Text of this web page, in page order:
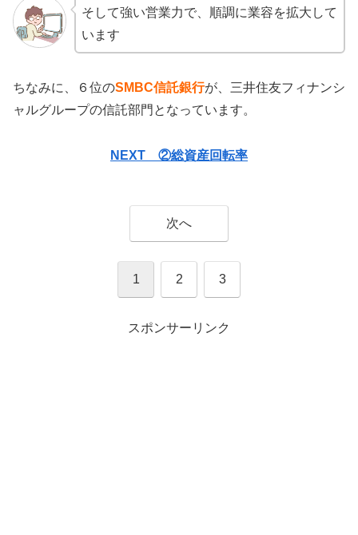
そして強い営業力で、順調に業容を拡大して
います
ちなみに、６位のSMBC信託銀行が、三井住友フィナンシ
ャルグループの信託部門となっています。
NEXT ②総資産回転率
次へ
1 2 3
スポンサーリンク